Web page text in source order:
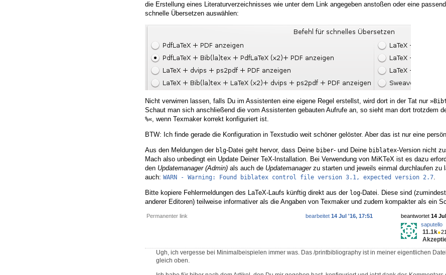
die Erstellung eines Literaturverzeichnisses wie unter dem Link angegeben anstoßen oder eine
schnelle Übersetzen auswählen:
Nicht verwirren lassen, falls Du im Assistenten eine eigene Regel erstellst, wird dort in der Tat nur »
Schaut man sich anschließend die vom Assistenten gebauten Aufrufe an, so sieht man dort trotzdem
%«, wenn Texmaker korrekt konfiguriert ist.
BTW: Ich finde gerade die Konfiguration in Texstudio weit schöner gelöster. Aber das ist nur eine
Aus den Meldungen der blg-Datei geht hervor, dass Deine biber- und Deine biblatex-Version nicht
Mach also unbedingt ein Update Deiner TeX-Installation. Bei Verwendung von MiKTeX ist es dazu
den Updatemanager (Admin) als auch de Updatemanagerzu starten und jeweils einmal durchlaufen zu
auch: WARN - Warning: Found biblatex control file version 3.1, expected version 2.7.
Bitte kopiere Fehlermeldungen des LaTeX-Laufs künftig direkt aus der log-Datei. Diese sind
anderer Editoren) teilweise informativer als die Angaben von Texmaker und zudem kompakter als ein
Permanenter link beantwortet 14
saputello
11.1k●21
bearbeitet 14 Jul '16, 17:51
Ugh, ich vergesse bei Minimalbeispielen immer was. Das /printbibliography ist in meiner eigentlichen
gleich oben.